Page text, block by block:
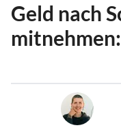
Geld nach